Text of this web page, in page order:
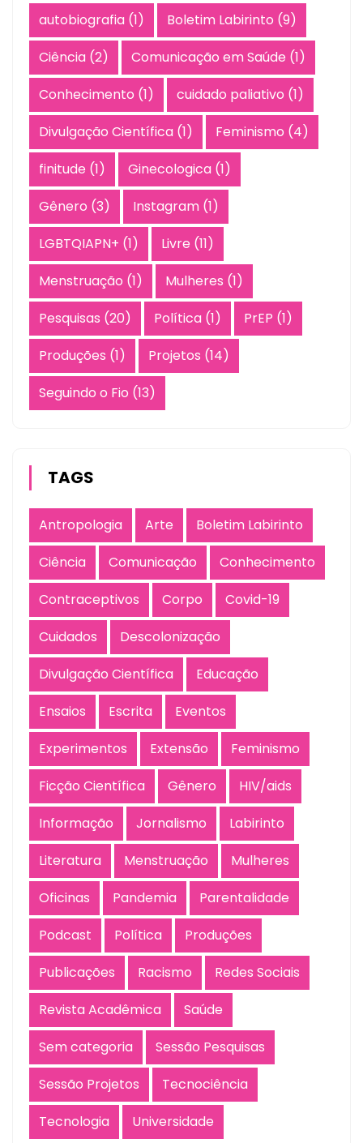
autobiografia (1) Boletim Labirinto (9)
Ciência (2) Comunicação em Saúde (1)
Conhecimento (1) cuidado paliativo (1)
Divulgação Científica (1) Feminismo (4)
finitude (1) Ginecologica (1)
Gênero (3) Instagram (1)
LGBTQIAPN+ (1) Livre (11)
Menstruação (1) Mulheres (1)
Pesquisas (20) Política (1) PrEP (1)
Produções (1) Projetos (14)
Seguindo o Fio (13)
TAGS
Antropologia Arte
Boletim Labirinto
Ciência
Comunicação
Conhecimento
Contraceptivos
Corpo
Covid-19
Cuidados
Descolonização
Divulgação Científica
Educação
Ensaios
Escrita
Eventos
Experimentos
Extensão
Feminismo
Ficção Científica
Gênero
HIV/aids
Informação
Jornalismo
Labirinto
Literatura
Menstruação
Mulheres
Oficinas
Pandemia
Parentalidade
Podcast
Política
Produções
Publicações
Racismo
Redes Sociais
Revista Acadêmica
Saúde
Sem categoria
Sessão Pesquisas
Sessão Projetos
Tecnociência
Tecnologia
Universidade